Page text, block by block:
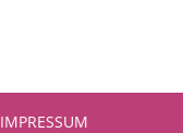
IMPRESSUM